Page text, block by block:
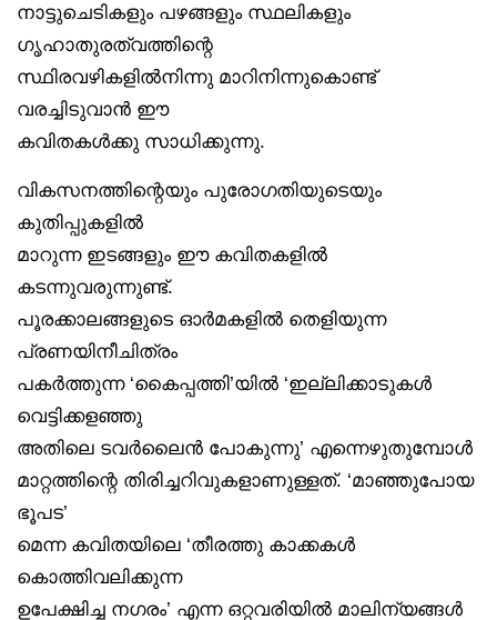
നാട്ടുചെടികളും പഴങ്ങളും സ്ഥലികളും
ഗൃഹാതുരത്വത്തിന്റെ
സ്ഥിരവഴികളിൽനിന്നു മാറിനിന്നുകൊണ്ട്
വരച്ചിടുവാൻ ഈ
കവിതകൾക്കു സാധിക്കുന്നു.
വികസനത്തിന്റെയും പുരോഗതിയുടെയും
കുതിപ്പുകളിൽ
മാറുന്ന ഇടങ്ങളും ഈ കവിതകളിൽ
കടന്നുവരുന്നുണ്ട്.
പൂരക്കാലങ്ങളുടെ ഓർമകളിൽ തെളിയുന്ന
പ്രണയിനീചിത്രം
പകർത്തുന്ന ‘കൈപ്പത്തി’യിൽ ‘ഇല്ലിക്കാടുകൾ
വെട്ടിക്കളഞ്ഞു
അതിലെ ടവർലൈൻ പോകുന്നു’ എന്നെഴുതുമ്പോൾ
മാറ്റത്തിന്റെ തിരിച്ചറിവുകളാണുള്ളത്. ‘മാഞ്ഞുപോയ
ഭൂപട’
മെന്ന കവിതയിലെ ‘തീരത്തു കാക്കകൾ
കൊത്തിവലിക്കുന്ന
ഉപേക്ഷിച്ച നഗരം’ എന്ന ഒറ്റവരിയിൽ മാലിന്യങ്ങൾ